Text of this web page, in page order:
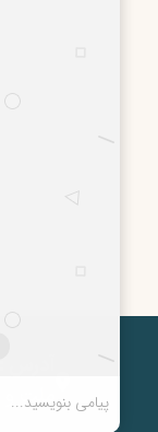
ملت و سپه،